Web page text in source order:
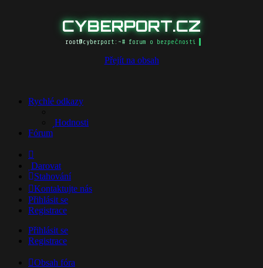
CYBERPORT.CZ
root@cyberport:~# forum o bezpečnosti
Přejít na obsah
Rychlé odkazy
Hodnosti
Fórum
Darovat
Stahování
Kontaktujte nás
Přihlásit se
Registrace
Přihlásit se
Registrace
Obsah fóra